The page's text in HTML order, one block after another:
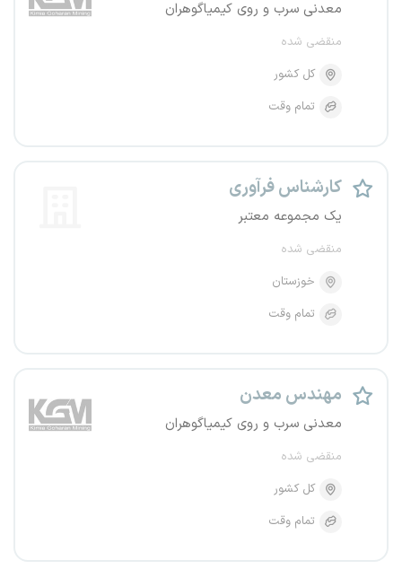
معدنی سرب و روی کیمیاگوهران
منقضی شده
کل کشور
تمام وقت
کارشناس فرآوری
یک مجموعه معتبر
منقضی شده
خوزستان
تمام وقت
مهندس معدن
معدنی سرب و روی کیمیاگوهران
منقضی شده
کل کشور
تمام وقت